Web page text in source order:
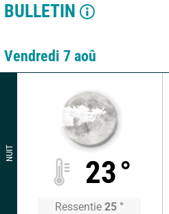
BULLETIN
Vendredi 7 aoû
NUIT
23°
Ressentie 25 °